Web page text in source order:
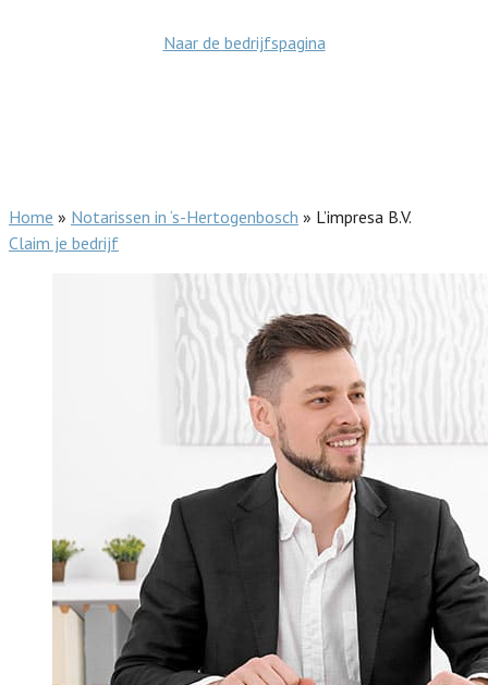
Naar de bedrijfspagina
Home » Notarissen in ‘s-Hertogenbosch » L’impresa B.V.
Claim je bedrijf